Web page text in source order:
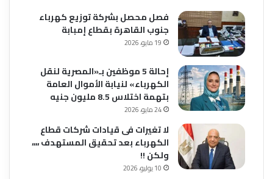
فصل محصل بشركة توزيع كهرباء
جنوب القاهرة بقطاع إمبابة
19 مايو، 2026
إحالة 5 موظفين بـ«المصرية لنقل
الكهرباء» لنيابة الأموال العامة
بتهمة اختلاس 8.5 مليون جنيه
24 مايو، 2026
لا تغيرات فى قيادات شركات قطاع
الكهرباء بعد تحقيق المستهدف ،،،،
ولكن !!
10 يوليو، 2026